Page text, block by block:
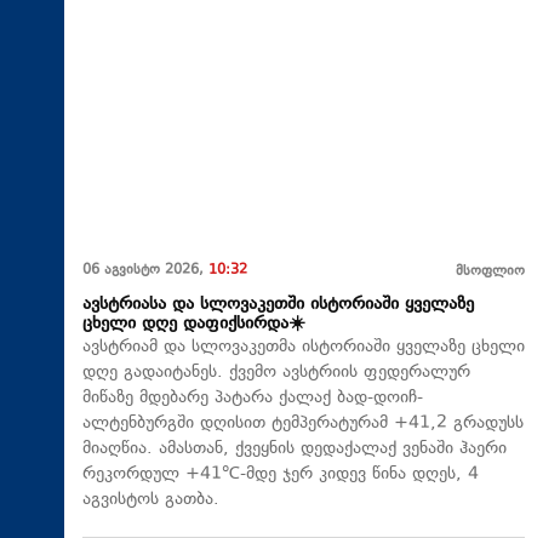
06 აგვისტო 2026, 10:32 მსოფლიო
ავსტრიასა და სლოვაკეთში ისტორიაში ყველაზე
ცხელი დღე დაფიქსირდა☀️
ავსტრიამ და სლოვაკეთმა ისტორიაში ყველაზე ცხელი
დღე გადაიტანეს. ქვემო ავსტრიის ფედერალურ
მიწაზე მდებარე პატარა ქალაქ ბად-დოიჩ-
ალტენბურგში დღისით ტემპერატურამ +41,2 გრადუსს
მიაღწია. ამასთან, ქვეყნის დედაქალაქ ვენაში ჰაერი
რეკორდულ +41℃-მდე ჯერ კიდევ წინა დღეს, 4
აგვისტოს გათბა.